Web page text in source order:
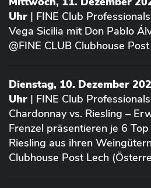
Uhr | FINE Club
Vega Sicilia mit Don Pablo
@FINE CLUB Clubhouse
Dienstag, 10. Dezember
Uhr | FINE Club
Chardonnay vs. Riesling –
Frenzel präsentieren je 6
Riesling aus ihren
Clubhouse Post Lech